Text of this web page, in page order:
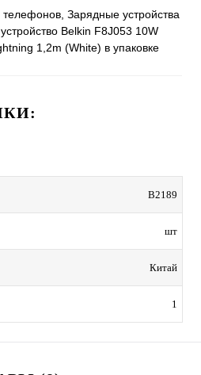
Зарядные устройства
Belkin F8J053 10W
1,2m (White) в упаковке
B2189
шт
Китай
1